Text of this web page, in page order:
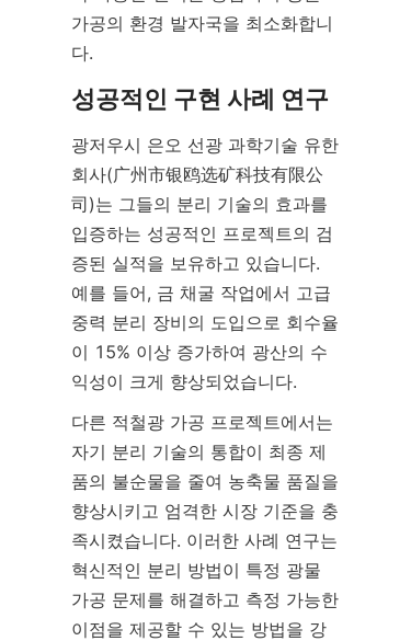
가공의 환경 발자국을 최소화합니
다.
성공적인 구현 사례 연구
광저우시 은오 선광 과학기술 유한
회사(广州市银鸥选矿科技有限公
司)는 그들의 분리 기술의 효과를
입증하는 성공적인 프로젝트의 검
증된 실적을 보유하고 있습니다.
예를 들어, 금 채굴 작업에서 고급
중력 분리 장비의 도입으로 회수율
이 15% 이상 증가하여 광산의 수
익성이 크게 향상되었습니다.
다른 적철광 가공 프로젝트에서는
자기 분리 기술의 통합이 최종 제
품의 불순물을 줄여 농축물 품질을
향상시키고 엄격한 시장 기준을 충
족시켰습니다. 이러한 사례 연구는
혁신적인 분리 방법이 특정 광물
가공 문제를 해결하고 측정 가능한
이점을 제공할 수 있는 방법을 강